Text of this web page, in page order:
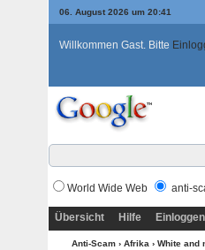
06. August 2026 um 20:41
Willkommen Gast. Bitte
World Wide Web anti-
Übersicht Hilfe Einloggen
Anti-Scam › Afrika › White and